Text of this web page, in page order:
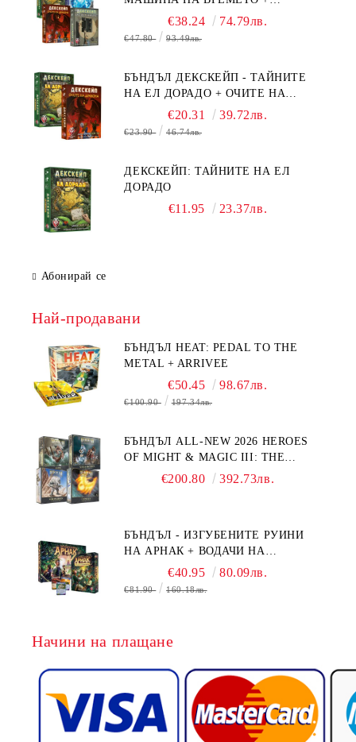
БЯГСТВО ОТ АЛКАТРАЗ +
ТАЙНИТЕ НА ЕЛ ДОРАДО +
€38.24 74.79лв.
€47.80 93.49лв.
БЪНДЪЛ ДЕКСКЕЙП - ТАЙНИТЕ
НА ЕЛ ДОРАДО + ОЧИТЕ НА
ДРАКОНА€20.31 39.72лв.
€23.90 46.74лв.
ДЕКСКЕЙП: ТАЙНИТЕ НА ЕЛ
ДОРАДО
€11.95 23.37лв.
Абонирай се
Най-продавани
БЪНДЪЛ HEAT: PEDAL TO THE
METAL + ARRIVEE
€50.45 98.67лв.
€100.90 197.34лв.
БЪНДЪЛ ALL-NEW 2026 HEROES
OF MIGHT & MAGIC III: THE
BOARD GAME EXPANSIONS -
€200.80 392.73лв.
БЪНДЪЛ - ИЗГУБЕНИТЕ РУИНИ
НА АРНАК + ВОДАЧИ НА
ЕКСПЕДИЦИИ + ПРОМО КАРТИ
БЕЗПЛАТНО
€40.95 80.09лв.
€81.90 160.18лв.
Начини на плащане